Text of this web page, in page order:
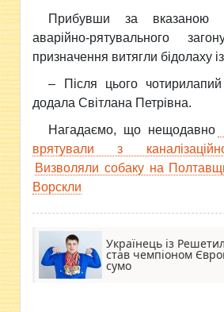
Прибувши за вказаною
аварійно-рятувального
призначення витягли бідолаху
– Після цього
додала Світлана Петрівна.
Нагадаємо, що нещодавно
врятували з
Визволяли собаку на
Ворскли
Українець із
став чемпіоном
сумо